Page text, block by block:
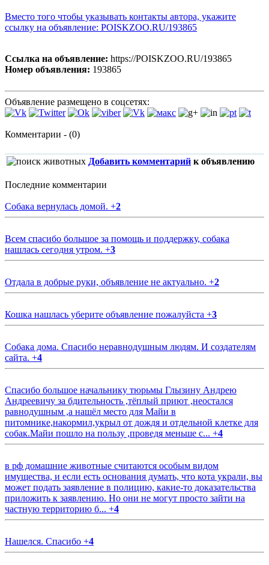
Вместо того чтобы указывать контакты автора, укажите
ссылку на объявление: POISKZOO.RU/193865
Ссылка на объявление: https://POISKZOO.RU/193865
Номер объявления: 193865
Объявление размещено в соцсетях:
Комментарии - (0)
Добавить комментарий к объявлению
Последние комментарии
Собака вернулась домой. +2
Всем спасибо большое за помощь и поддержку, собака
нашлась сегодня утром. +3
Отдала в добрые руки, объявление не актуально. +2
Кошка нашлась уберите объявление пожалуйста +3
Собака дома. Спасибо неравнодушным людям. И создателям
сайта. +4
Спасибо большое начальнику тюрьмы Глызину Андрею
Андреевичу за бдительность ,тёплый приют ,неостался
равнодушным ,а нашёл место для Майи в
питомнике,накормил,укрыл от дождя и отдельной клетке для
собак.Майи пошло на пользу ,проведя меньше с... +4
в рф домашние животные считаются особым видом
имущества, и если есть основания думать, что кота украли, вы
может подать заявление в полицию, какие-то доказательства
приложить к заявлению. Но они не могут просто зайти на
частную территорию б... +4
Нашелся. Спасибо +4